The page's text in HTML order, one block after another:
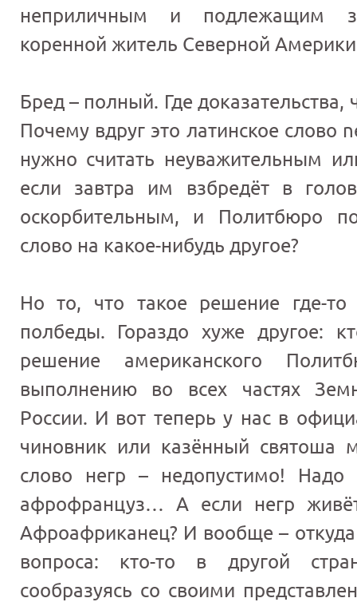
неприличным и подлежащим
коренной житель Северной
Бред – полный. Где доказательства,
Почему вдруг это латинское слово
нужно считать неуважительным
если завтра им взбредёт в
оскорбительным, и Политбюро
слово на какое-нибудь другое?
Но то, что такое решение где-
полбеды. Гораздо хуже другое:
решение американского
выполнению во всех частях
России. И вот теперь у нас в
чиновник или казённый святоша
слово негр – недопустимо! Надо
афрофранцуз… А если негр
Афроафриканец? И вообще – откуда
вопроса: кто-то в другой
сообразуясь со своими